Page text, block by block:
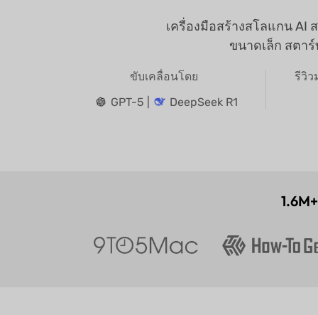
เครื่องมือสร้างสโลแกน AI
ขนาดเล็ก สตา
ขับเคลื่อนโดย
GPT-5 |
DeepSeek R1
รีวิว
1.6M+